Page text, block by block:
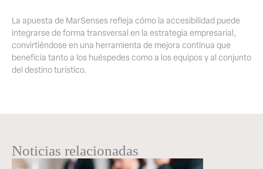
La apuesta de MarSenses refleja cómo la accesibilidad puede
integrarse de forma transversal en la estrategia empresarial,
convirtiéndose en una herramienta de mejora continua que
beneficia tanto a los huéspedes como a los equipos y al conjunto
del destino turístico.
Noticias relacionadas